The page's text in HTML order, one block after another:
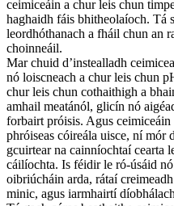
ceimiceáin a chur leis chun
haghaidh fáis bhitheolaíoch. Tá
leordhóthanach a fháil chun an
choinneáil.
Mar chuid d’instealladh
nó loiscneach a chur leis chun
chur leis chun cothaithigh a
amhail meatánól, glicín nó
forbairt próisis. Agus ceimiceáin
phróiseas cóireála uisce, ní mór
gcuirtear na cainníochtaí cearta
cáilíochta. Is féidir le ró-úsáid
oibriúcháin arda, rátaí
minic, agus iarmhairtí